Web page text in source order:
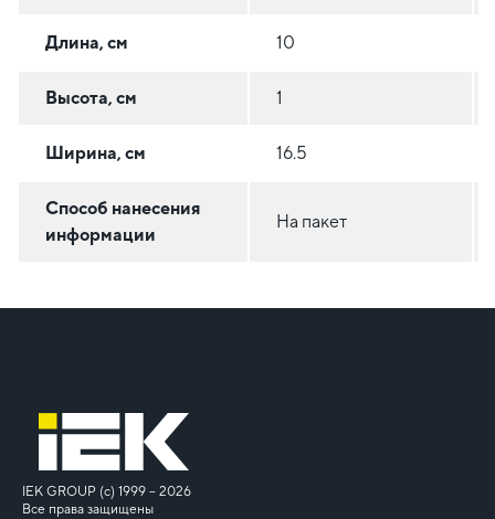
Длина, см 10
Высота, см 1
Ширина, см 16.5
Способ нанесения
информации
На пакет
IEK GROUP (c) 1999 – 2026
Все права защищены